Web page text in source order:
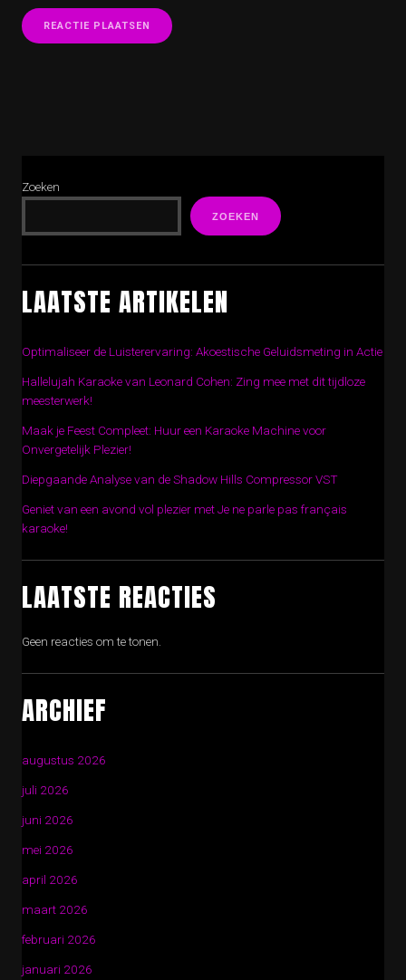
Zoeken
ZOEKEN
LAATSTE ARTIKELEN
Optimaliseer de Luisterervaring: Akoestische Geluidsmeting in Actie
Hallelujah Karaoke van Leonard Cohen: Zing mee met dit tijdloze
meesterwerk!
Maak je Feest Compleet: Huur een Karaoke Machine voor
Onvergetelijk Plezier!
Diepgaande Analyse van de Shadow Hills Compressor VST
Geniet van een avond vol plezier met Je ne parle pas français
karaoke!
LAATSTE REACTIES
Geen reacties om te tonen.
ARCHIEF
augustus 2026
juli 2026
juni 2026
mei 2026
april 2026
maart 2026
februari 2026
januari 2026